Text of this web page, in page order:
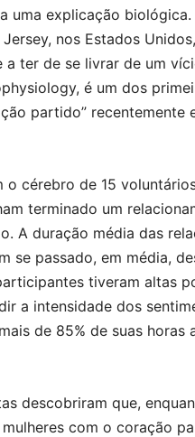
uma explicação
nos Estados
a ter de se livrar de um
é um dos
partido”
o cérebro de 15
terminado um
A duração média das
se passado, em média,
tiveram altas
a intensidade dos
de 85% de suas horas
descobriram que,
com o coração